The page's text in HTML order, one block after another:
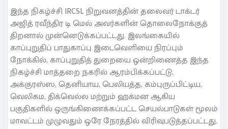
இந்த நிகழ்ச்சி IRCSL நிறுவனத்தின் தலைவர் டாக்டர்
அஜித் ரவீந்திர டி மெல் அவர்களின் தொலைநோக்குத்
திறனால் முன்னெடுக்கப்பட்டது. இலங்கையில்
காப்புறுதிப் பாதுகாப்பு இடைவெளியை நிரப்பும்
நோக்கில், காப்புறுதித் துறையை ஒன்றிணைத்த இந்த
நிகழ்ச்சி மாத்தறை நகரில் ஆரம்பிக்கப்பட்டு,
அக்குரஸ்ஸ, தெனியாய, பெலியத்த, கம்புருப்பிட்டிய,
வெலிகம, திக்வெல்ல மற்றும் ஹக்மன ஆகிய
பகுதிகளில் ஒருங்கிணைக்கப்பட்ட செயல்பாடுகள் மூலம்
மாவட்டம் முழுவதும் ஒரே நேரத்தில் விரிவுபடுத்தப்பட்டது.